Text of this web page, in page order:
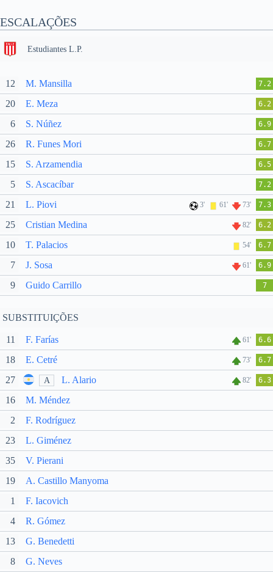
ESCALAÇÕES
Estudiantes L.P.
12 M. Mansilla 7.2
20 E. Meza 6.2
6 S. Núñez 6.9
26 R. Funes Mori 6.7
15 S. Arzamendia 6.5
5 S. Ascacíbar 7.2
21 L. Piovi 3' 61' 73' 7.3
25 Cristian Medina 82' 6.2
10 T. Palacios 54' 6.7
7 J. Sosa 61' 6.9
9 Guido Carrillo 7
SUBSTITUIÇÕES
11 F. Farías 61' 6.6
18 E. Cetré 73' 6.7
27 A L. Alario 82' 6.3
16
M. Méndez
2
F. Rodríguez
23
L. Giménez
35
V. Pierani
19
A. Castillo Manyoma
1
F. Iacovich
4
R. Gómez
13
G. Benedetti
8
G. Neves